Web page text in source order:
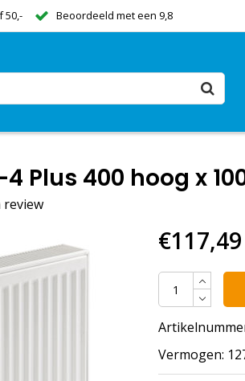
50,- Beoordeeld met een 9,8
Plus 400 hoog x
review
€117,49
Vermogen: